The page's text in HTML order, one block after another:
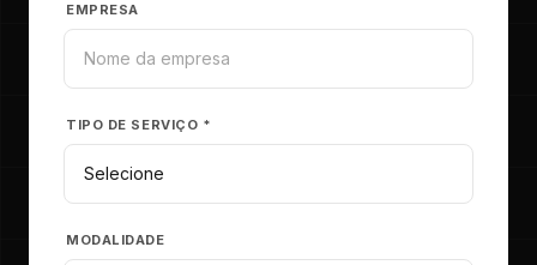
EMPRESA
TIPO DE SERVIÇO *
MODALIDADE